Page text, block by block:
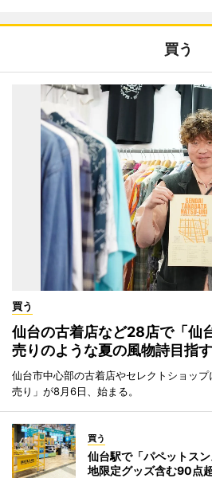
買う
買う
仙台の古着店など28店で「
売りのような夏の風物詩目指す
仙台市中心部の古着店やセレクトショッ
売り」が8月6日、始まる。
買う
仙台駅で「パペットス
地限定グッズ含む90点